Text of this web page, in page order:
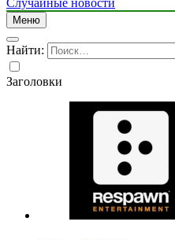
Случайные новости
Меню
Найти:
Заголовки